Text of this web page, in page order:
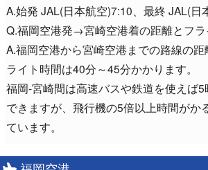
A.始発 JAL(日本航空)7:10、最終 JAL(日
Q.福岡空港発→宮崎空港着の距離とフラ
A.福岡空港から宮崎空港までの路線の
ライト時間は40分～45分かかります。
福岡-宮崎間は高速バスや鉄道を使えば
できますが、飛行機の5倍以上時間がか
ています。